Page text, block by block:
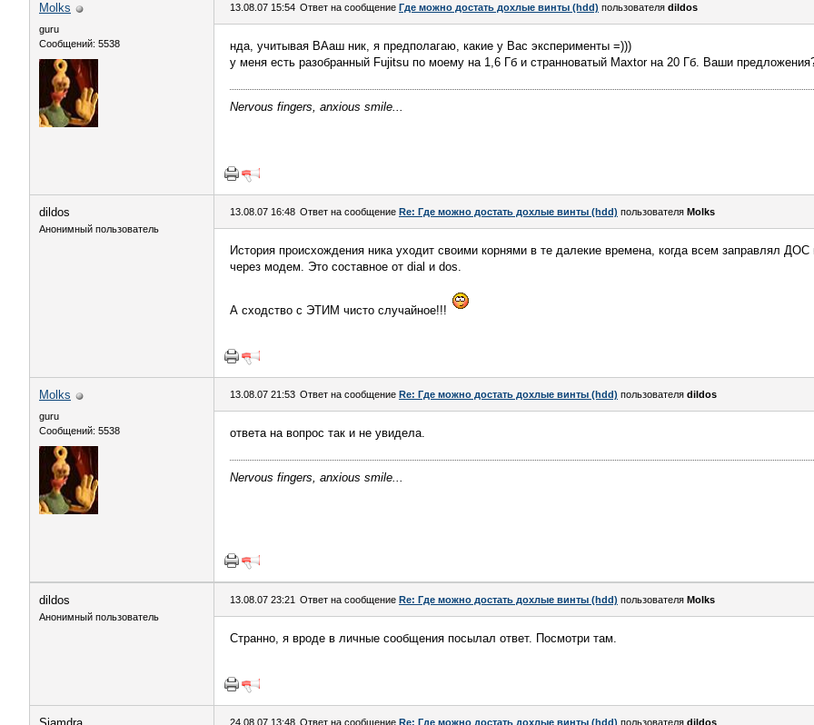
Molks
guru
Сообщений: 5538
13.08.07 15:54 Ответ на сообщение Где можно достать дохлые винты (hdd) пользователя dildos
нда, учитывая ВАаш ник, я предполагаю, какие у Вас эксперименты =)))
у меня есть разобранный Fujitsu по моему на 1,6 Гб и странноватый Maxtor на 20 Гб. Ваши
Nervous fingers, anxious smile...
dildos
Анонимный пользователь
13.08.07 16:48 Ответ на сообщение Re: Где можно достать дохлые винты (hdd) пользователя Molks
История происхождения ника уходит своими корнями в те далекие времена, когда всем заправлял
через модем. Это составное от dial и dos.
А сходство с ЭТИМ чисто случайное!!!
Molks
guru
Сообщений: 5538
13.08.07 21:53 Ответ на сообщение Re: Где можно достать дохлые винты (hdd) пользователя dildos
ответа на вопрос так и не увидела.
Nervous fingers, anxious smile...
dildos
Анонимный пользователь
13.08.07 23:21 Ответ на сообщение Re: Где можно достать дохлые винты (hdd) пользователя Molks
Странно, я вроде в личные сообщения посылал ответ. Посмотри там.
24.08.07 13:48 Ответ на сообщение Re: Где можно достать дохлые винты (hdd) пользователя dildos